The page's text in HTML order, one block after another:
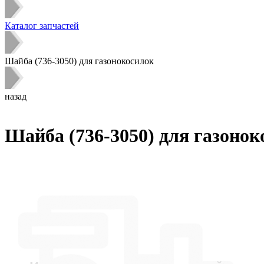
Каталог запчастей
Шайба (736-3050) для газонокосилок
назад
Шайба (736-3050) для